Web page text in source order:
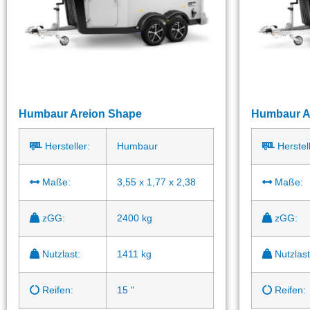
Humbaur Areion Shape
Hersteller: Humbaur
Maße: 3,55 x 1,77 x 2,38
zGG: 2400 kg
Nutzlast: 1411 kg
Reifen: 15 "
Humbaur
Maße:
zGG:
Reifen: